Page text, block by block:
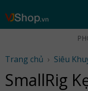
Skip
Trang chủ › Siêu
SmallRig